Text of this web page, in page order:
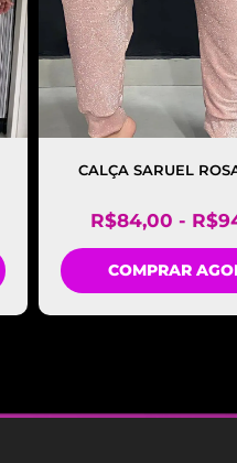
CALÇA SARUEL
R$84,00 - R$
COMPRAR